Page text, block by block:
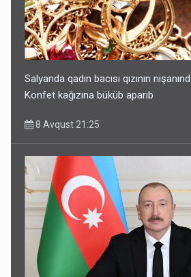
Salyanda qadın bacısı qızının
Konfet kağızına büküb aparıb
8 Avqust 21:25